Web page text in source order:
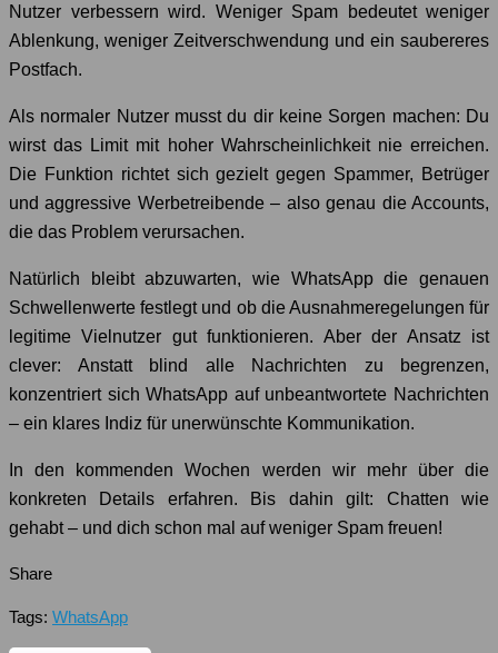
Nutzer verbessern wird. Weniger Spam bedeutet weniger
Ablenkung, weniger Zeitverschwendung und ein saubereres
Postfach.
Als normaler Nutzer musst du dir keine Sorgen machen: Du
wirst das Limit mit hoher Wahrscheinlichkeit nie erreichen.
Die Funktion richtet sich gezielt gegen Spammer, Betrüger
und aggressive Werbetreibende – also genau die Accounts,
die das Problem verursachen.
Natürlich bleibt abzuwarten, wie WhatsApp die genauen
Schwellenwerte festlegt und ob die Ausnahmeregelungen für
legitime Vielnutzer gut funktionieren. Aber der Ansatz ist
clever: Anstatt blind alle Nachrichten zu begrenzen,
konzentriert sich WhatsApp auf unbeantwortete Nachrichten
– ein klares Indiz für unerwünschte Kommunikation.
In den kommenden Wochen werden wir mehr über die
konkreten Details erfahren. Bis dahin gilt: Chatten wie
gehabt – und dich schon mal auf weniger Spam freuen!
Share
Tags: WhatsApp